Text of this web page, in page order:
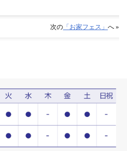
次の 「お家フェス」 へ »